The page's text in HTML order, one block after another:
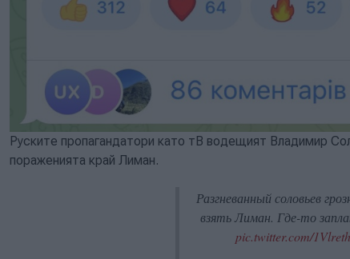
Руските пропагандатори като тВ водещият Владимир
пораженията край Лиман.
Разгневанный соловьев
взять Лиман. Где-то
pic.twitter.com/